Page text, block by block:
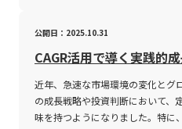
る。 ・ボラティリティの値動きを
インジケーターを組み合わせた複
済指標や市場ニュースと連動して
迅速な判断と柔軟な資金管理が求
時には、意図通りの取引が成立し
プレッドの拡大にも留意すべきで
特化したカスタマイズが難しい場
ミス型はシステムのカスタマイズ
コストがかかるという特徴があり
入計画を立案することが不可欠で
ベンダーの専門知識のレベルも導
す。人事システムは、労働法改正
るためのツールとしてだけでなく
討する際の意思決定プロセスの透
有を促進する点にもあります。た
ーケティング戦略の策定、業務効
ど、さまざまな局面で利用が可能
セスを通じて、感覚的・直感的な
特徴を一目で把握することが難し
ことで全体の傾向や分布状況が明
均寿命のデータなど、さまざまな
的に整理し、全体像や偏りを理解
あります。具体的な例を挙げると
公開日：2025.10.31
CAGR活用で導く実践的
近年、急速な市場環境の変化とグ
の成長戦略や投資判断において、
味を持つようになりました。特に